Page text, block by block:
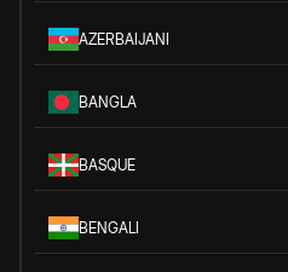
AZERBAIJANI
BANGLA
BASQUE
BENGALI